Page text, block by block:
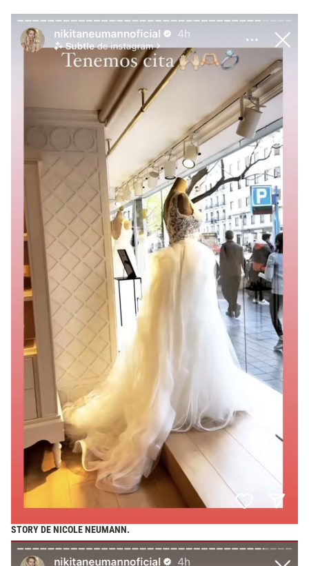
STORY DE NICOLE NEUMANN.